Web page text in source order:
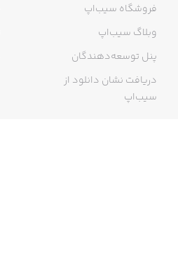
فروشگاه سیب‌اپ
وبلاگ سیب‌اپ
پنل توسعه‌دهندگان
دریافت نشان دانلود از
سیب‌اپ